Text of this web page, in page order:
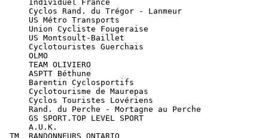
Individuel France
Rand. du Trégor - Lanmeur
US Métro Transports
Union Cycliste Fougeraise
US Montsoult-Baillet
Cyclotouristes Guerchais
OLMO
TEAM OLIVIERO
ASPTT Béthune
Barentin Cyclosportifs
de Maurepas
Cyclos Touristes Lovériens
du Perche - Mortagne au Perche
LEVEL SPORT
A.U.K.
TM  RANDONNEURS ONTARIO